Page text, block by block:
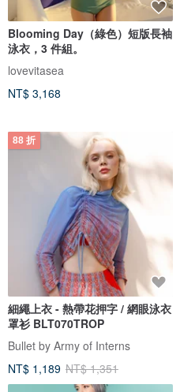
Blooming Day（綠色）短版長袖
泳衣，3 件組。
lovevitasea
NT$ 3,168
88 折
細繩上衣 - 熱帶花押字 / 網眼泳衣
罩衫 BLT070TROP
Bullet by Army of Interns
NT$ 1,189 NT$ 1,351